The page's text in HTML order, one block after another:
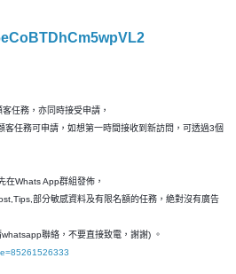
任務，亦同時接受申請，
任務可申請，如想第一時間接收到新訪問，可透過3個
在Whats App群組發佈，
部分敏感資料及有限名額的任務，絶對沒有廣告
聯絡，不要直接致電，謝謝) 。